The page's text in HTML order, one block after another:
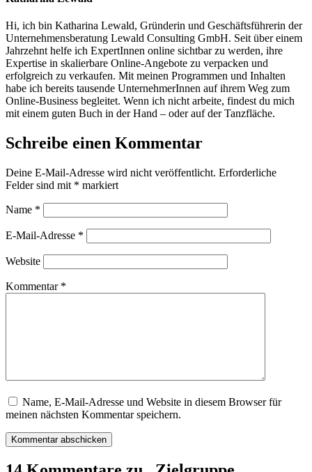
Hi, ich bin Katharina Lewald, Gründerin und Geschäftsführerin der
Unternehmensberatung Lewald Consulting GmbH. Seit über einem
Jahrzehnt helfe ich ExpertInnen online sichtbar zu werden, ihre
Expertise in skalierbare Online-Angebote zu verpacken und
erfolgreich zu verkaufen. Mit meinen Programmen und Inhalten
habe ich bereits tausende UnternehmerInnen auf ihrem Weg zum
Online-Business begleitet. Wenn ich nicht arbeite, findest du mich
mit einem guten Buch in der Hand – oder auf der Tanzfläche.
Schreibe einen Kommentar
Deine E-Mail-Adresse wird nicht veröffentlicht. Erforderliche
Felder sind mit * markiert
Name *
E-Mail-Adresse *
Website
Kommentar *
Name, E-Mail-Adresse und Website in diesem Browser für
meinen nächsten Kommentar speichern.